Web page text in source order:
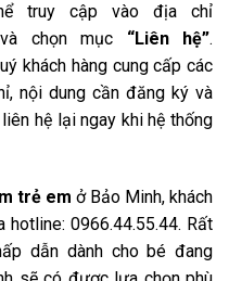
truy cập vào địa chỉ
chọn mục “Liên hệ”.
khách hàng cung cấp các
nội dung cần đăng ký và
hệ lại ngay khi hệ thống
trẻ em ở Bảo Minh, khách
0966.44.55.44. Rất
dẫn dành cho bé đang